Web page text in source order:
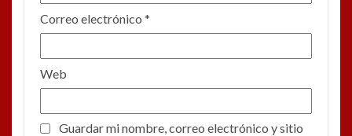
Correo electrónico *
Web
Guardar mi nombre, correo electrónico y sitio